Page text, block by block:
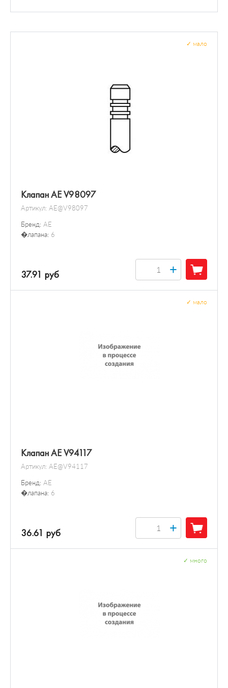
Клапан AE V98097
Артикул: AE@V98097
Бренд: AE
�лапана: 6
мало
37.91 руб +
Клапан AE V94117
Артикул: AE@V94117
Бренд: AE
�лапана: 6
мало
36.61 руб +
много